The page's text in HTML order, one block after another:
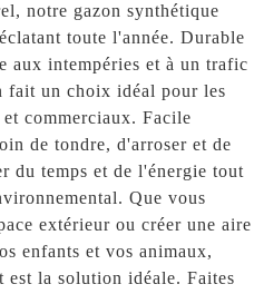
notre gazon synthétique
toute l'année. Durable
aux intempéries et à un trafic
fait un choix idéal pour les
commerciaux. Facile
de tondre, d'arroser et de
du temps et de l'énergie tout
Que vous
extérieur ou créer une aire
enfants et vos animaux,
est la solution idéale. Faites